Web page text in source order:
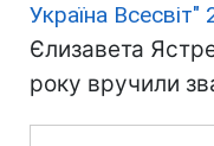
Україна Всесвіт"
Єлизавета
року вручили